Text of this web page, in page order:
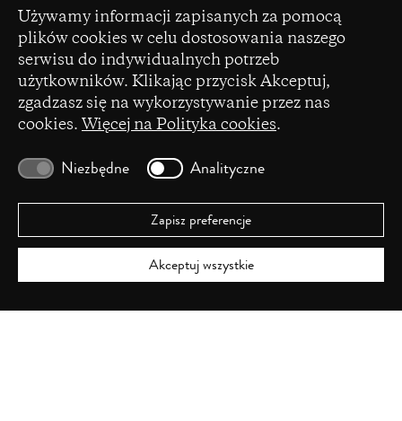
Ustawienia plików cookie
Używamy informacji zapisanych za pomocą
plików cookies w celu dostosowania naszego
serwisu do indywidualnych potrzeb
użytkowników. Klikając przycisk Akceptuj,
zgadzasz się na wykorzystywanie przez nas
cookies. Więcej na Polityka cookies.
Niezbędne Analityczne
Zapisz preferencje
Akceptuj wszystkie
window)
(opens
in
a
window)
Czasopismo zostało dofinansowane ze środków
Ministerstwa Nauki i Szkolnictwa Wyższego na
podstawie umowy Nr 86/WCN/2019/1 z dnia 19
programu „Wsparcie dla czasopism naukowych”.